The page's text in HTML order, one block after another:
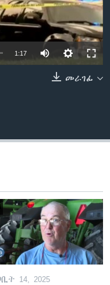
1:17
መራገፊ
14, 2025